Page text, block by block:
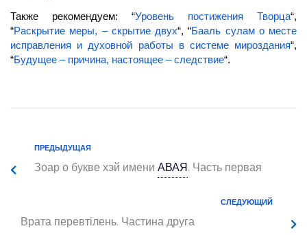
Также рекомендуем: “Уровень постижения Творца“,
“Раскрытие меры, – скрытие двух“, “Бааль сулам о месте
исправления и духовной работы в системе мироздания“,
“Будущее – причина, настоящее – следствие“.
ПРЕДЫДУЩАЯ
Зоар о букве хэй имениАВАЯ. Часть первая
СЛЕДУЮЩИЙ
Врата перевтілень. Частина друга